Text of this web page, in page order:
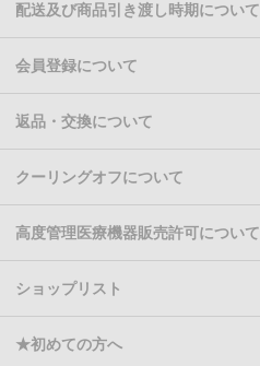
配送及び商品引き渡し時期について
会員登録について
返品・交換について
クーリングオフについて
高度管理医療機器販売許可について
ショップリスト
★初めての方へ